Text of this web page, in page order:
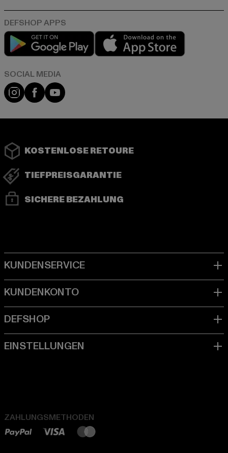
Play market
Instagram
FacebookYouTube
KOSTENLOSE RETOURE
TIEFPREISGARANTIE
SICHERE BEZAHLUNG
ZAHLUNGSMETHODEN